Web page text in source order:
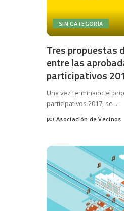
SIN CATEGORÍA
Tres propuestas
entre las
participativos
Una vez terminado el
participativos 2017, se ...
Posted
por Asociación de Vecinos